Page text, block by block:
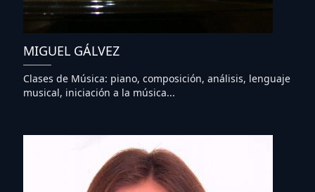
MIGUEL GÁLVEZ
Clases de Música: piano, composición, análisis, lenguaje
musical, iniciación a la música...